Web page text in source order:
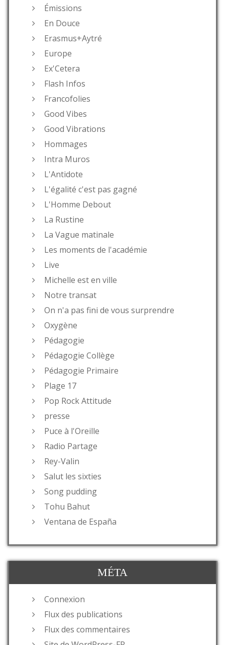
Émissions
En Douce
Erasmus+Aytré
Europe
Ex'Cetera
Flash Infos
Francofolies
Good Vibes
Good Vibrations
Hommages
Intra Muros
L'Antidote
L'égalité c'est pas gagné
L'Homme Debout
La Rustine
La Vague matinale
Les moments de l'académie
Live
Michelle est en ville
Notre transat
On n'a pas fini de vous surprendre
Oxygène
Pédagogie
Pédagogie Collège
Pédagogie Primaire
Plage 17
Pop Rock Attitude
presse
Puce à l'Oreille
Radio Partage
Rey-Valin
Salut les sixties
Song pudding
Tohu Bahut
Ventana de España
MÉTA
Connexion
Flux des publications
Flux des commentaires